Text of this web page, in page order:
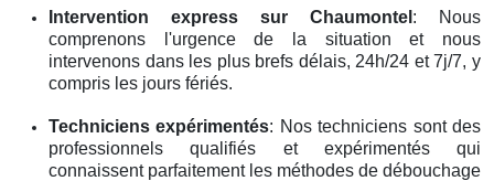
Intervention express sur Chaumontel : Nous
comprenons l'urgence de la situation et nous
intervenons dans les plus brefs délais, 24h/24 et 7j/7, y
compris les jours fériés.
Techniciens expérimentés: Nos techniciens sont des
professionnels qualifiés et expérimentés qui
connaissent parfaitement les méthodes de débouchage